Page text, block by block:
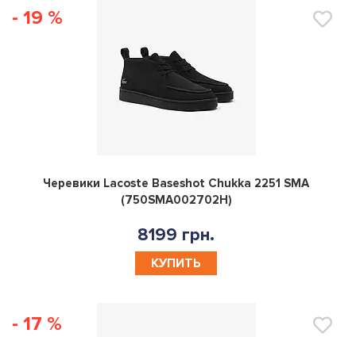
- 19 %
0
Черевики Lacoste Baseshot Chukka 2251 SMA
(750SMA002702H)
8199 грн.
КУПИТЬ
- 17 %